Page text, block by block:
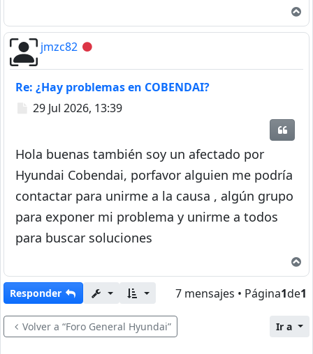
jmzc82 Desconectado
Re: ¿Hay problemas en COBENDAI?
Mensaje
29 Jul 2026, 13:39
Hola buenas también soy un afectado por
Hyundai Cobendai, porfavor alguien me podría
contactar para unirme a la causa , algún grupo
para exponer mi problema y unirme a todos
para buscar soluciones
Responder 7 mensajes • Página1de1
Volver a “Foro General Hyundai” Ir a